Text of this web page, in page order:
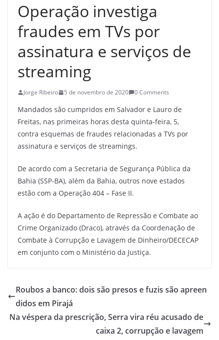
Operação investiga
fraudes em TVs por
assinatura e serviços de
streaming
Jorge Ribeiro 5 de novembro de 2020 0 Comments
Mandados são cumpridos em Salvador e Lauro de
Freitas, nas primeiras horas desta quinta-feira, 5,
contra esquemas de fraudes relacionadas a TVs por
assinatura e serviços de streamings.
De acordo com a Secretaria de Segurança Pública da
Bahia (SSP-BA), além da Bahia, outros nove estados
estão com a Operação 404 – Fase II.
A ação é do Departamento de Repressão e Combate ao
Crime Organizado (Draco), através da Coordenação de
Combate à Corrupção e Lavagem de Dinheiro/DECECAP
em conjunto com o Ministério da Justiça.
Roubos a banco: dois são presos e fuzis são apreen
didos em Pirajá
Na véspera da prescrição, Serra vira réu acusado de
caixa 2, corrupção e lavagem